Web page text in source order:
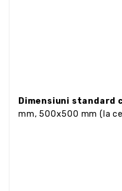
Dimensiuni standard
mm, 500x500 mm (la